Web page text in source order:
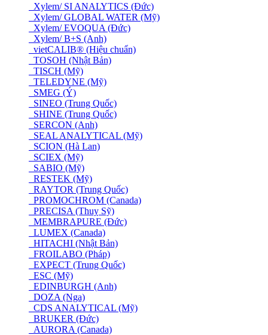
Xylem/ SI ANALYTICS (Đức)
Xylem/ GLOBAL WATER (Mỹ)
Xylem/ EVOQUA (Đức)
Xylem/ B+S (Anh)
vietCALIB® (Hiệu chuẩn)
TOSOH (Nhật Bản)
TISCH (Mỹ)
TELEDYNE (Mỹ)
SMEG (Ý)
SINEO (Trung Quốc)
SHINE (Trung Quốc)
SERCON (Anh)
SEAL ANALYTICAL (Mỹ)
SCION (Hà Lan)
SCIEX (Mỹ)
SABIO (Mỹ)
RESTEK (Mỹ)
RAYTOR (Trung Quốc)
PROMOCHROM (Canada)
PRECISA (Thuỵ Sỹ)
MEMBRAPURE (Đức)
LUMEX (Canada)
HITACHI (Nhật Bản)
FROILABO (Pháp)
EXPECT (Trung Quốc)
ESC (Mỹ)
EDINBURGH (Anh)
DOZA (Nga)
CDS ANALYTICAL (Mỹ)
BRUKER (Đức)
AURORA (Canada)